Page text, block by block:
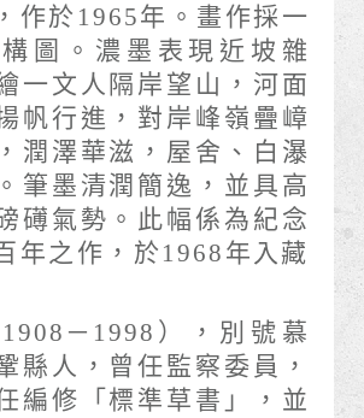
作於1965年。畫作採一
圖。濃墨表現近坡雜
一文人隔岸望山，河面
帆行進，對岸峰嶺疊嶂
潤澤華滋，屋舍、白瀑
筆墨清潤簡逸，並具高
礡氣勢。此幅係為紀念
年之作，於1968年入藏
－1998），別號慕
縣人，曾任監察委員，
編修「標準草書」，並